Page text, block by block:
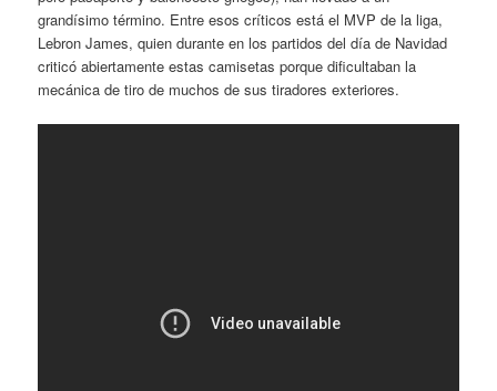
grandísimo término. Entre esos críticos está el MVP de la liga,
Lebron James, quien durante en los partidos del día de Navidad
criticó abiertamente estas camisetas porque dificultaban la
mecánica de tiro de muchos de sus tiradores exteriores.